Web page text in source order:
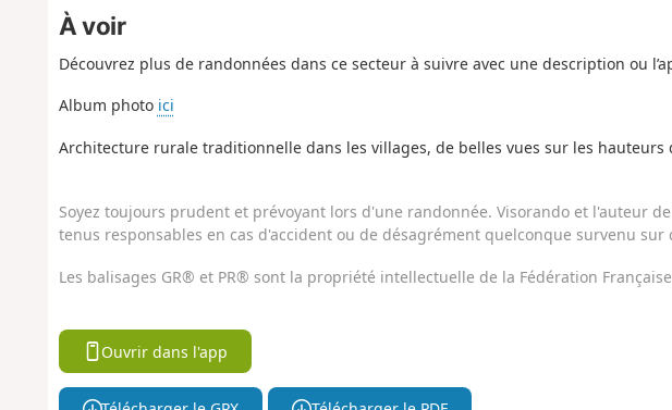
À voir
Découvrez plus de randonnées dans ce secteur à suivre avec une description ou
Album photo ici
Architecture rurale traditionnelle dans les villages, de belles vues sur les hauteurs
Soyez toujours prudent et prévoyant lors d'une randonnée. Visorando et l'auteur
tenus responsables en cas d'accident ou de désagrément quelconque survenu sur
Les balisages GR® et PR® sont la propriété intellectuelle de la Fédération
Ouvrir dans l'app